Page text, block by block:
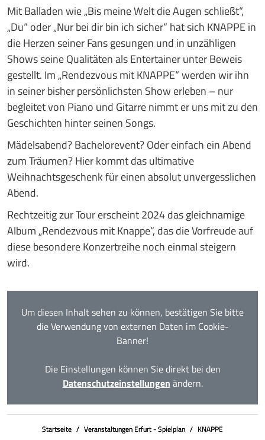
Um diesen Inhalt sehen zu können, bestätigen Sie bitte
die Verwendung von externen Daten im Cookie-
Banner!
Die Einstellungen können Sie direkt bei den
Datenschutzeinstellungen ändern.
Mit Balladen wie „Bis meine Welt die Augen schließt“,
„Du“ oder „Nur bei dir bin ich sicher“ hat sich KNAPPE in
die Herzen seiner Fans gesungen und in unzähligen
Shows seine Qualitäten als Entertainer unter Beweis
gestellt. Im „Rendezvous mit KNAPPE“ werden wir ihn
in seiner bisher persönlichsten Show erleben – nur
begleitet von Piano und Gitarre nimmt er uns mit zu den
Geschichten hinter seinen Songs.
Mädelsabend? Bachelorevent? Oder einfach ein Abend
zum Träumen? Hier kommt das ultimative
Weihnachtsgeschenk für einen absolut unvergesslichen
Abend.
Rechtzeitig zur Tour erscheint 2024 das gleichnamige
Album „Rendezvous mit Knappe“, das die Vorfreude auf
diese besondere Konzertreihe noch einmal steigern
wird.
Startseite Veranstaltungen Erfurt - Spielplan KNAPPE